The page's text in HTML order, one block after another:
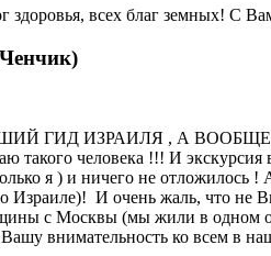
здоровья, всех благ земных! С
ГИД ИЗРАИЛЯ , А ВООБЩЕ
такого человека !!! И
я ) и ничего не
о Израиле)! И очень жаль, что
с Москвы (мы жили в одном
внимательность ко всем в